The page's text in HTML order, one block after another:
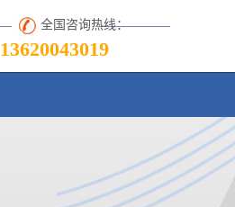
全国咨询热线：
13620043019